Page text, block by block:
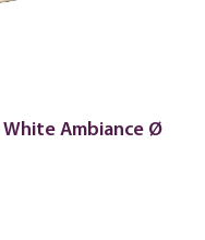
White Ambiance Ø